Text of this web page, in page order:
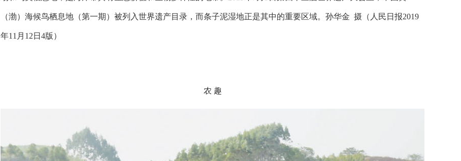
（渤）海候鸟栖息地（第一期）被列入世界遗产目录，而条子泥湿地正是其中的重要区域。孙华金 摄（人民日报2019
年11月12日4版）
农 趣